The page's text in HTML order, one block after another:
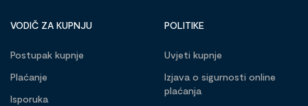
VODIČ ZA KUPNJU
Postupak kupnje
Plaćanje
Isporuka
POLITIKE
Uvjeti kupnje
Izjava o sigurnosti online
plaćanja